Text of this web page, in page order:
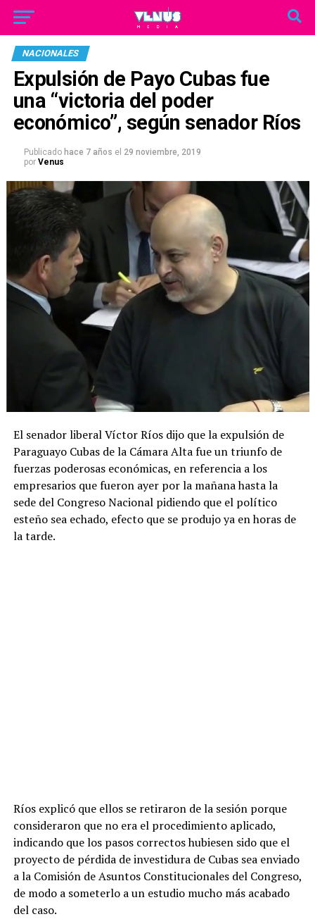
NACIONALES
Expulsión de Payo Cubas fue
una “victoria del poder
económico”, según senador Ríos
Publicado hace 7 años el 29 noviembre, 2019
por Venus
El senador liberal Víctor Ríos dijo que la expulsión de
Paraguayo Cubas de la Cámara Alta fue un triunfo de
fuerzas poderosas económicas, en referencia a los
empresarios que fueron ayer por la mañana hasta la
sede del Congreso Nacional pidiendo que el político
esteño sea echado, efecto que se produjo ya en horas de
la tarde.
Ríos explicó que ellos se retiraron de la sesión porque
consideraron que no era el procedimiento aplicado,
indicando que los pasos correctos hubiesen sido que el
proyecto de pérdida de investidura de Cubas sea enviado
a la Comisión de Asuntos Constitucionales del Congreso,
de modo a someterlo a un estudio mucho más acabado
del caso.